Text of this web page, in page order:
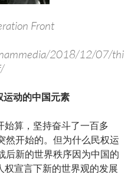
Front
2018/12/07/thi
运动的中国元素
始算，坚持奋斗了一百多
然开始的。但为什么民权运
后新的世界秩序因为中国的
宣言下新的世界观的发展